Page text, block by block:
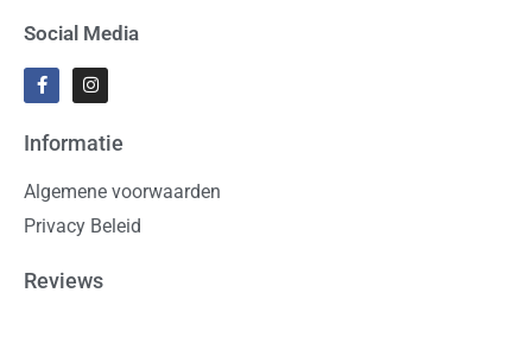
Social Media
Informatie
Algemene voorwaarden
Privacy Beleid
Reviews